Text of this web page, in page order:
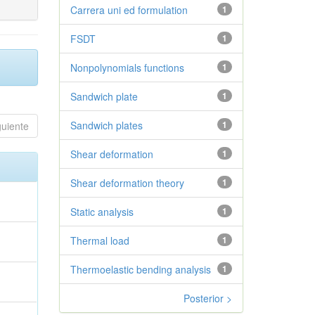
1
Carrera uni ed formulation
1
FSDT
1
Nonpolynomials functions
1
Sandwich plate
1
Sandwich plates
1
Shear deformation
1
Shear deformation theory
1
Static analysis
1
Thermal load
1
Thermoelastic bending analysis
Posterior >